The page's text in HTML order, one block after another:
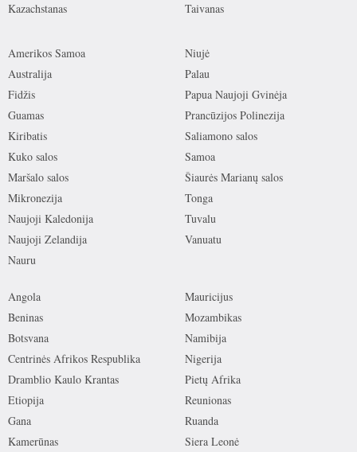
Kazachstanas
Taivanas
Amerikos Samoa
Australija
Fidžis
Guamas
Kiribatis
Kuko salos
Maršalo salos
Mikronezija
Naujoji Kaledonija
Naujoji Zelandija
Nauru
Niujė
Palau
Papua Naujoji Gvinėja
Prancūzijos Polinezija
Saliamono salos
Samoa
Šiaurės Marianų salos
Tonga
Tuvalu
Vanuatu
Angola
Beninas
Botsvana
Centrinės Afrikos Respublika
Dramblio Kaulo Krantas
Etiopija
Gana
Kamerūnas
Mauricijus
Mozambikas
Namibija
Nigerija
Pietų Afrika
Reunionas
Ruanda
Siera Leonė